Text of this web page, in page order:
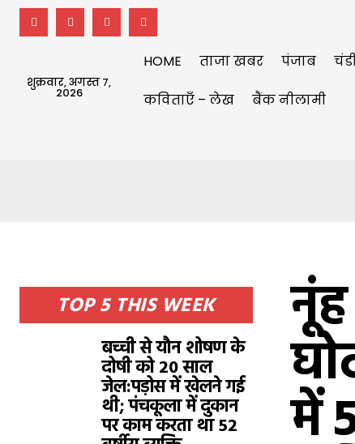
शुक्रवार, अगस्त 7,
2026
HOME ताजा खबर पंजाब
कविताएँ – लेख बैंक नीलामी
TOP 5 THIS WEEK
बच्ची से यौन शोषण के
दोषी को 20 साल
जेल:पड़ोस में खेलने गई
थी; पंचकूला में दुकान
पर काम करता था 52 में